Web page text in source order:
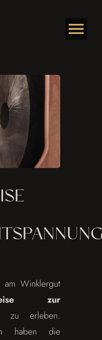
Winklergut
zur
zu erleben.
haben die